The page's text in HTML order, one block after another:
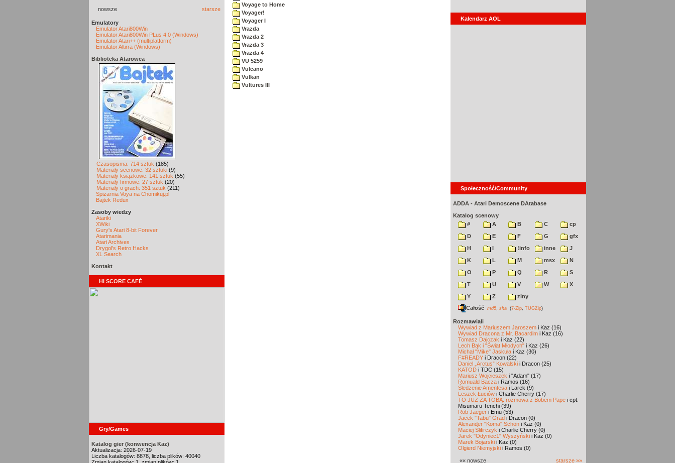
nowsze starsze
Emulatory
Emulator Atari800Win
Emulator Atari800Win PLus 4.0 (Windows)
Emulator Atari++ (multiplatform)
Emulator Altirra (Windows)
Biblioteka Atarowca
Czasopisma: 714 sztuk (185)
Materiały scenowe: 32 sztuki (9)
Materiały książkowe: 141 sztuk (55)
Materiały firmowe: 27 sztuk (20)
Materiały o grach: 351 sztuk (211)
Spiżarnia Voya na Chomikuj.pl
Bajtek Redux
Zasoby wiedzy
Atariki
XWiki
Gury's Atari 8-bit Forever
Atarimania
Atari Archives
Drygol's Retro Hacks
XL Search
Kontakt
HI SCORE CAFÉ
Gry/Games
Katalog gier (konwencja Kaz)
Aktualizacja: 2026-07-19
Liczba katalogów: 8878, liczba plików: 40040
Voyage to Home
Voyager!
Voyager I
Vrazda
Vrazda 2
Vrazda 3
Vrazda 4
VU 5259
Vulcano
Vulkan
Vultures III
Kalendarz AOL
Społeczność/Community
ADDA - Atari Demoscene DAtabase
Katalog scenowy
#
A B C
cp
D
E F G
gfx
H
I !info inne
J
K
L M msx
N
O
P Q R
S
T
U V W
X
Y
Z
ziny
Całość md5 sha (7-Zip TUGZip)
Rozmawiali
Wywiad z Mariuszem Jaroszem i Kaz (16)
Wywiad Dracona z Mr. Bacardim i Kaz (16)
Tomasz Dajczak i Kaz (22)
Lech Bąk i "Świat Młodych" i Kaz (26)
Michał "Mike" Jaskuła i Kaz (30)
F#READY i Dracon (22)
Daniel „Arctus” Kowalski i Dracon (25)
KATOD i TDC (15)
Mariusz Wojcieszek i "Adam" (17)
Romuald Bacza i Ramos (16)
Śledzenie Amentesa i Larek (9)
Leszek Łuciów i Charlie Cherry (17)
TO JUŻ ZA TOBĄ: rozmowa z Bobem Pape i cpt.
Misumaru Tenchi (39)
Rob Jaeger i Emu (53)
Jacek "Tabu" Grad i Dracon (0)
Alexander "Koma" Schön i Kaz (0)
Maciej Ślifirczyk i Charlie Cherry (0)
Jarek "Odyniec1" Wyszyński i Kaz (0)
Marek Bojarski i Kaz (0)
Olgierd Niemyjski i Ramos (0)
«« nowsze starsze »»